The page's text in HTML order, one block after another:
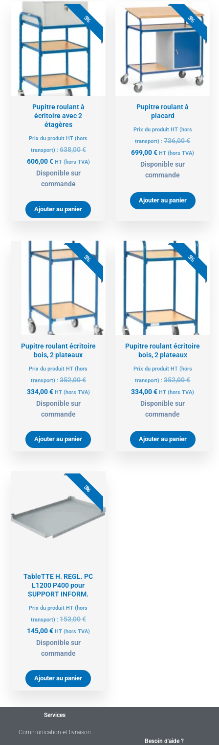
5%
Pupitre roulant à
écritoire avec 2
étagères
Prix du produit HT (hors
transport) : 638,00€
prix
initial
était :
638,00 €.
606,00€
actuel
est :
606,00 €.
HT (hors TVA)
Disponible sur
commande
Ajouter au panier
5%
Pupitre roulant à
placard
Prix du produit HT (hors
transport) :736,00€
Le
prix
initial
était :
699,00€
Le
prix
actuel
699,00 €.
HT (hors TVA)
Disponible sur
commande
Ajouter au panier
5%
Pupitre roulant écritoire
bois, 2 plateaux
Prix du produit HT (hors
transport) : 352,00€
prix
initial
était :
334,00€
prix
actuel
HT (hors TVA)
Disponible sur
commande
Ajouter au panier
5%
Pupitre roulant écritoire
bois, 2 plateaux
Prix du produit HT (hors
transport) :352,00€
Le
prix
initial
était :
334,00€
prix
HT (hors TVA)
Disponible sur
commande
Ajouter au panier
5%
TableTTE H. REGL. PC
L1200 P400 pour
SUPPORT INFORM.
Prix du produit HT (hors
transport) : 153,00€
prix
initial
était :
153,00 €.
145,00€
actuel
est :
HT (hors TVA)
Disponible sur
commande
Ajouter au panier
Services
Communication et livraison
Besoin d'aide ?